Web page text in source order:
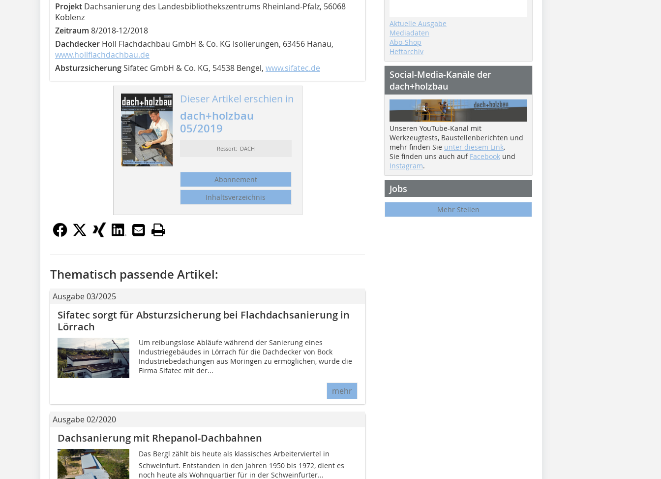
Projekt Dachsanierung des Landesbibliothekszentrums Rheinland-Pfalz, 56068
Koblenz
Zeitraum 8/2018-12/2018
Dachdecker Holl Flachdachbau GmbH & Co. KG Isolierungen, 63456 Hanau,
www.hollflachdachbau.de
AbsturzsicherungSifatec GmbH & Co. KG, 54538 Bengel, www.sifatec.de
Dieser Artikel erschien in
dach+holzbau
05/2019
Ressort: DACH
Abonnement
Inhaltsverzeichnis
Thematisch passende Artikel:
Ausgabe 03/2025
Sifatec sorgt für Absturzsicherung bei Flachdachsanierung in
Lörrach
Um reibungslose Abläufe während der Sanierung eines
Industriegebäudes in Lörrach für die Dachdecker von Bock
Industriebedachungen aus Moringen zu ermöglichen, wurde die
Firma Sifatec mit der...
mehr
Ausgabe 02/2020
Dachsanierung mit Rhepanol-Dachbahnen
Das Bergl zählt bis heute als klassisches Arbeiterviertel in
Schweinfurt. Entstanden in den Jahren 1950 bis 1972, dien­t es
noch heute als Wohnquartier für in der Schweinfurter...
Aktuelle Ausgabe
Mediadaten
Abo-Shop
Heftarchiv
Social-Media-Kanäle der
dach+holzbau
Unseren YouTube-Kanal mit
Werkzeugtests, Baustellenberichten und
mehr finden Sie unter diesem Link.
Sie finden uns auch auf Facebook und
Instagram.
Jobs
Mehr Stellen